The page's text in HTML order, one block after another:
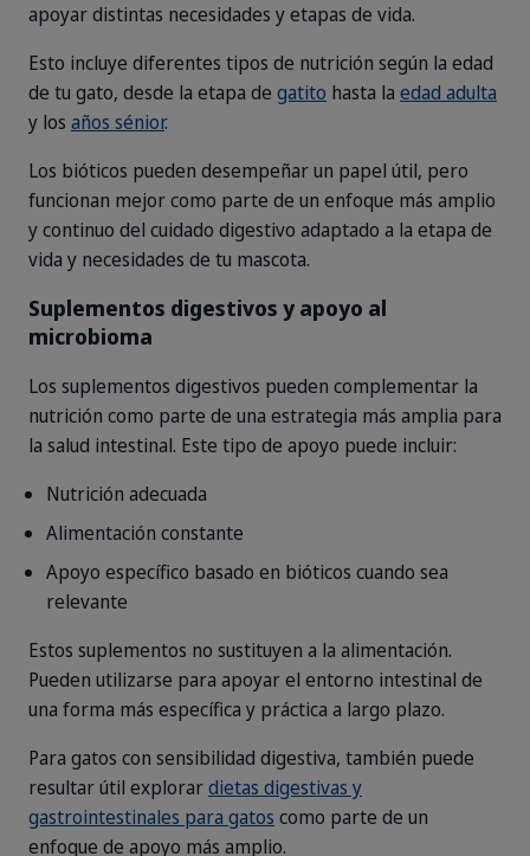
apoyar distintas necesidades y etapas de vida.
Esto incluye diferentes tipos de nutrición según la edad
de tu gato, desde la etapa de gatito hasta la edad adulta
y los años sénior.
Los bióticos pueden desempeñar un papel útil, pero
funcionan mejor como parte de un enfoque más amplio
y continuo del cuidado digestivo adaptado a la etapa de
vida y necesidades de tu mascota.
Suplementos digestivos y apoyo al
microbioma
Los suplementos digestivos pueden complementar la
nutrición como parte de una estrategia más amplia para
la salud intestinal. Este tipo de apoyo puede incluir:
Nutrición adecuada
Alimentación constante
Apoyo específico basado en bióticos cuando sea
relevante
Estos suplementos no sustituyen a la alimentación.
Pueden utilizarse para apoyar el entorno intestinal de
una forma más específica y práctica a largo plazo.
Para gatos con sensibilidad digestiva, también puede
resultar útil explorardietas digestivas y
gastrointestinales para gatos como parte de un
enfoque de apoyo más amplio.